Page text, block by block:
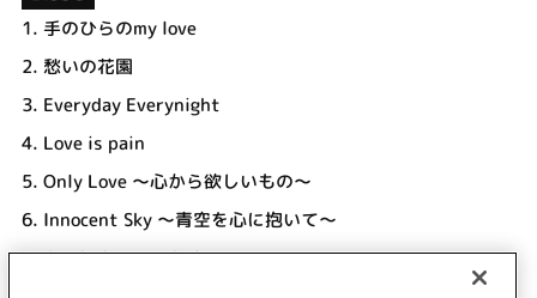
1. 手のひらのmy love
2. 愁いの花園
3. Everyday Everynight
4. Love is pain
5. Only Love ～心から欲しいもの～
6. Innocent Sky ～青空を心に抱いて～
7.Good Times Bad Times